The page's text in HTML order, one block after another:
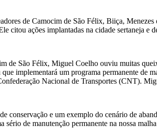
de Camocim de São Félix, Biiça,
citou ações implantadas na cidade sertaneja
São Félix, Miguel Coelho ouviu muitas
implementará um programa permanente de
Nacional de Transportes (CNT).
conservação e um exemplo do cenário de
de manutenção permanente na nossa